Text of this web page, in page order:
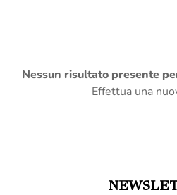
Nessun risultato presente
Effettua una